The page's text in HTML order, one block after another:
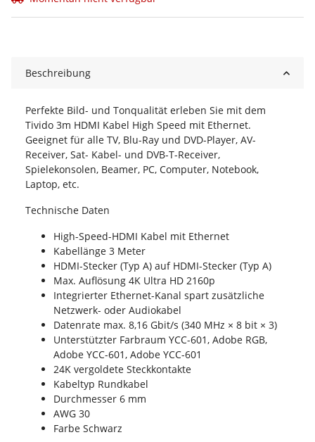
Beschreibung
Perfekte Bild- und Tonqualität erleben Sie mit dem
Tivido 3m HDMI Kabel High Speed mit Ethernet.
Geeignet für alle TV, Blu-Ray und DVD-Player, AV-
Receiver, Sat- Kabel- und DVB-T-Receiver,
Spielekonsolen, Beamer, PC, Computer, Notebook,
Laptop, etc.
Technische Daten
High-Speed-HDMI Kabel mit Ethernet
Kabellänge 3 Meter
HDMI-Stecker (Typ A) auf HDMI-Stecker (Typ A)
Max. Auflösung 4K Ultra HD 2160p
Integrierter Ethernet-Kanal spart zusätzliche
Netzwerk- oder Audiokabel
Datenrate max. 8,16 Gbit/s (340 MHz × 8 bit × 3)
Unterstützter Farbraum YCC-601, Adobe RGB,
Adobe YCC-601, Adobe YCC-601
24K vergoldete Steckkontakte
Kabeltyp Rundkabel
Durchmesser 6 mm
AWG 30
Farbe Schwarz